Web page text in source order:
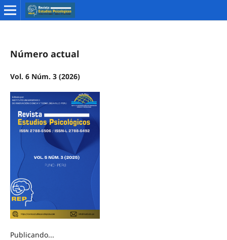
Número actual
Vol. 6 Núm. 3 (2026)
Publicando...